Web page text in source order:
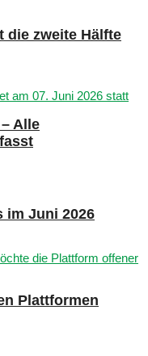
die zweite Hälfte
Alle
im Juni 2026
Plattformen